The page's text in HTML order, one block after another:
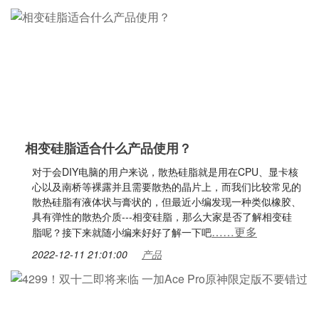
相变硅脂适合什么产品使用？
对于会DIY电脑的用户来说，散热硅脂就是用在CPU、显卡核
心以及南桥等裸露并且需要散热的晶片上，而我们比较常见的
散热硅脂有液体状与膏状的，但最近小编发现一种类似橡胶、
具有弹性的散热介质---相变硅脂，那么大家是否了解相变硅
脂呢？接下来就随小编来好好了解一下吧……更多
2022-12-11 21:01:00 产品